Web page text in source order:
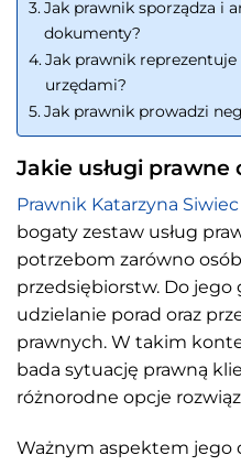
Jak prawnik sporządza i
dokumenty?
Jak prawnik
urzędami?
Jak prawnik prowadzi
Jakie usługi
Prawnik Katarzyna Siwiec
bogaty zestaw usług
potrzebom zarówno
przedsiębiorstw. Do jego
udzielanie porad oraz
prawnych. W takim
bada sytuację prawną
różnorodne opcje
Ważnym aspektem jego